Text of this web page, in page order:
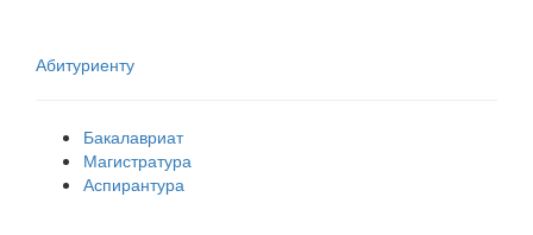
Абитуриенту
Бакалавриат
Магистратура
Аспирантура